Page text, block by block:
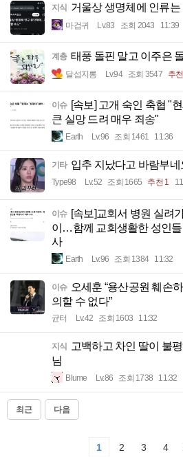
지식 거울상 생명체에 인류
마검귀 Lv.83 조회 2043 11:39
계층 태풍 돌핀 말고 이주은
달섭지롱 Lv.94 조회 3547 추
이슈 [속보] 고개 숙인 축협 "
큰 실망 드려 매우 죄송"
Earth Lv.96 조회 1461 11:36
기타 입추 지났다고 바람부네
Type98 Lv.52 조회 1665 추천 1
이슈 [속보]교회서 병원 실려
이…함께 교회생활한 성인들
사
Earth Lv.96 조회 1384 11:32
이슈 오세훈 “용산공원 훼손
의할 수 없다”
균터 Lv.42 조회 1603 11:32
지식 고백하고 차인 딸이 불
님
Blume Lv.86 조회 1738 11:32
최근 다음
1 2 3 4